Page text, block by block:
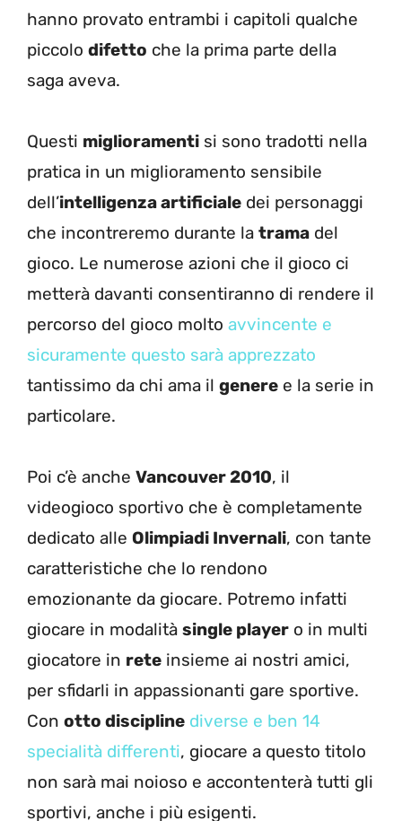
hanno provato entrambi i capitoli qualche
piccolo difetto che la prima parte della
saga aveva.
Questi miglioramenti si sono tradotti nella
pratica in un miglioramento sensibile
dell’intelligenza artificiale dei personaggi
che incontreremo durante la trama del
gioco. Le numerose azioni che il gioco ci
metterà davanti consentiranno di rendere il
percorso del gioco molto avvincente e
sicuramente questo sarà apprezzato
tantissimo da chi ama il genere e la serie in
particolare.
Poi c’è anche Vancouver 2010, il
videogioco sportivo che è completamente
dedicato alle Olimpiadi Invernali, con tante
caratteristiche che lo rendono
emozionante da giocare. Potremo infatti
giocare in modalità single player o in multi
giocatore in rete insieme ai nostri amici,
per sfidarli in appassionanti gare sportive.
Con otto discipline diverse e ben 14
specialità differenti, giocare a questo titolo
non sarà mai noioso e accontenterà tutti gli
sportivi, anche i più esigenti.